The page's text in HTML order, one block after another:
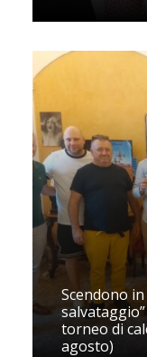
Scendono
salvataggio”
torneo di
agosto)